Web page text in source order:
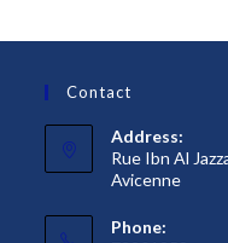
Contact
Address:
Rue Ibn Al
Avicenne
Phone: